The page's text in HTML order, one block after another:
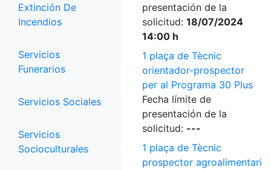
Extinción De
Incendios
Servicios
Funerarios
Servicios Sociales
Servicios
Socioculturales
presentación de la
solicitud: 18/07/2024
14:00 h
1 plaça de Tècnic
orientador-prospector
per al Programa 30 Plus
Fecha límite de
presentación de la
solicitud: ---
1 plaça de Tècnic
prospector agroalimentari